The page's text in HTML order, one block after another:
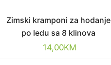
Zimski kramponi za hodanje
po ledu sa 8 klinova
14,00KM